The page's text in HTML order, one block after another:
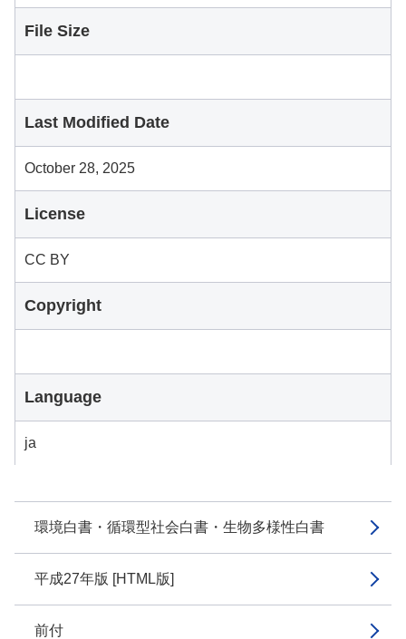
環境白書・循環型社会白書・生物多様性白書
平成27年版 [HTML版]
前付
File Size
Last Modified Date
October 28, 2025
License
CC BY
Copyright
Language
ja